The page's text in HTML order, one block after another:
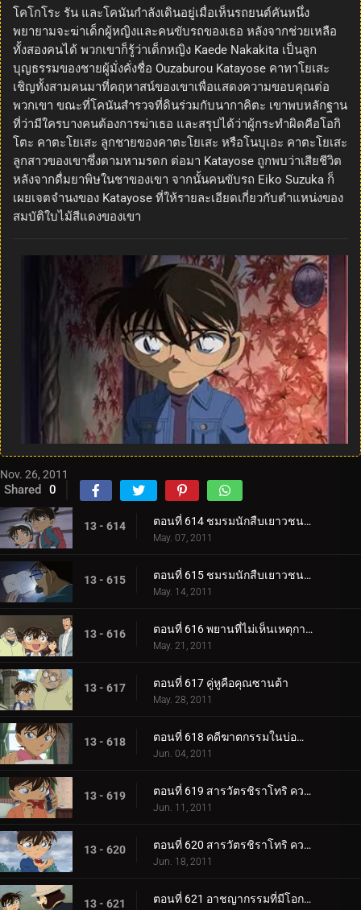
โคโกโระ รัน และโคนันกำลังเดินอยู่เมื่อเห็นรถยนต์คันหนึ่ง
พยายามจะฆ่าเด็กผู้หญิงและคนขับรถของเธอ หลังจากช่วยเหลือ
ทั้งสองคนได้ พวกเขาก็รู้ว่าเด็กหญิง Kaede Nakakita เป็นลูก
บุญธรรมของชายผู้มั่งคั่งชื่อ Ouzaburou Katayose คาทาโยเสะ
เชิญทั้งสามคนมาที่คฤหาสน์ของเขาเพื่อแสดงความขอบคุณต่อ
พวกเขา ขณะที่โคนันสำรวจที่ดินร่วมกับนากาคิตะ เขาพบหลักฐาน
ที่ว่ามีใครบางคนต้องการฆ่าเธอ และสรุปได้ว่าผู้กระทำผิดคือโอกิ
โตะ คาตะโยเสะ ลูกชายของคาตะโยเสะ หรือโนบุเอะ คาตะโยเสะ
ลูกสาวของเขาซึ่งตามหามรดก ต่อมา Katayose ถูกพบว่าเสียชีวิต
หลังจากดื่มยาพิษในชาของเขา จากนั้นคนขับรถ Eiko Suzuka ก็
เผยเจตจำนงของ Katayose ที่ให้รายละเอียดเกี่ยวกับตำแหน่งของ
สมบัติใบไม้สีแดงของเขา
Nov. 26, 2011
Shared 0
13 - 614 ตอนที่ 614 ชมรมนักสืบเยาวชน ปะทะ โจรปล้นธนาคาร (ตอน 1)
May. 07, 2011
13 - 615 ตอนที่ 615 ชมรมนักสืบเยาวชน ปะทะ โจรปล้นธนาคาร (ตอน 2)
May. 14, 2011
13 - 616 ตอนที่ 616 พยานที่ไม่เห็นเหตุการณ์
May. 21, 2011
13 - 617 ตอนที่ 617 คู่หูคือคุณซานต้า
May. 28, 2011
13 - 618 ตอนที่ 618 คดีฆาตกรรมในบ่อน้ำแร่กลางแจ้ง
Jun. 04, 2011
13 - 619 ตอนที่ 619 สารวัตรชิราโทริ ความทรงจำของกลีบดอกซากุระ (ตอน 1)
Jun. 11, 2011
13 - 620 ตอนที่ 620 สารวัตรชิราโทริ ความทรงจำของกลีบดอกซากุระ (ตอน 2)
Jun. 18, 2011
13 - 621 ตอนที่ 621 อาชญากรรมที่มีโอกาสศูนย์เปอร์เซ็นที่จะเกิดขึ้น